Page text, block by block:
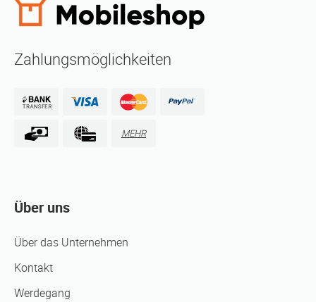
Zahlungsmöglichkeiten
MEHR
Über uns
Über das Unternehmen
Kontakt
Werdegang